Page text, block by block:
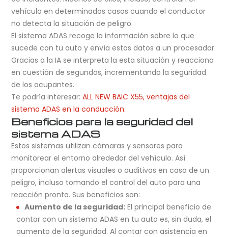
vehículo en determinados casos cuando el conductor
no detecta la situación de peligro.
El sistema ADAS recoge la información sobre lo que
sucede con tu auto y envía estos datos a un procesador.
Gracias a la IA se interpreta la esta situación y reacciona
en cuestión de segundos, incrementando la seguridad
de los ocupantes.
Te podría interesar:ALL NEW BAIC X55, ventajas del
sistema ADAS en la conducción.
Beneficios para la seguridad del
sistema ADAS
Estos sistemas utilizan cámaras y sensores para
monitorear el entorno alrededor del vehículo. Así
proporcionan alertas visuales o auditivas en caso de un
peligro, incluso tomando el control del auto para una
reacción pronta. Sus beneficios son:
Aumento de la seguridad: El principal beneficio de
contar con un sistema ADAS en tu auto es, sin duda, el
aumento de la seguridad. Al contar con asistencia en